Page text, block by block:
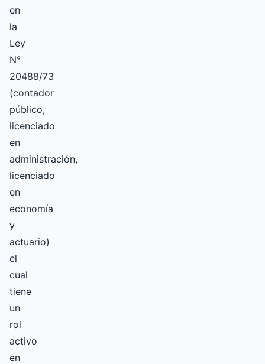
en
la
Ley
N°
20488/73
(contador
público,
licenciado
en
administración,
licenciado
en
economía
y
actuario)
el
cual
tiene
un
rol
activo
en